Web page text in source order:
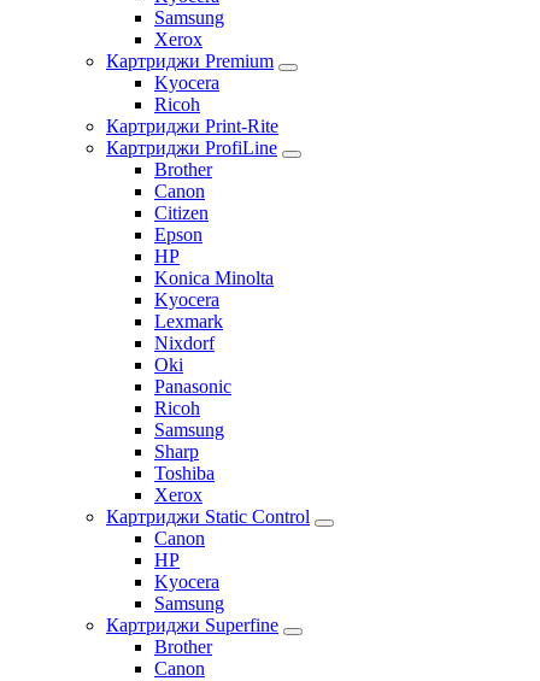
Samsung
Xerox
Картриджи Premium
Kyocera
Ricoh
Картриджи Print-Rite
Картриджи ProfiLine
Brother
Canon
Citizen
Epson
HP
Konica Minolta
Kyocera
Lexmark
Nixdorf
Oki
Panasonic
Ricoh
Samsung
Sharp
Toshiba
Xerox
Картриджи Static Control
Canon
HP
Kyocera
Samsung
Картриджи Superfine
Brother
Canon